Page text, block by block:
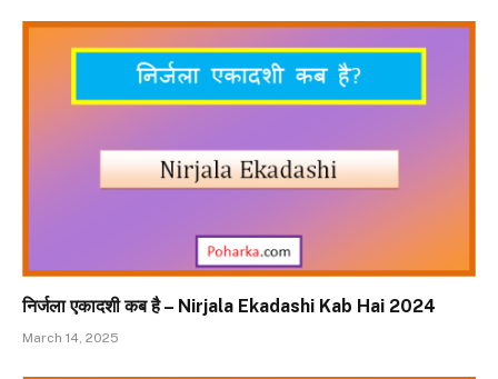
निर्जला एकादशी कब है – Nirjala Ekadashi Kab Hai 2024
March 14, 2025